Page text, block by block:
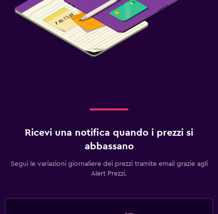
Ricevi una notifica quando i prezzi si
abbassano
Segui le variazioni giornaliere dei prezzi tramite email grazie agli
Alert Prezzi.